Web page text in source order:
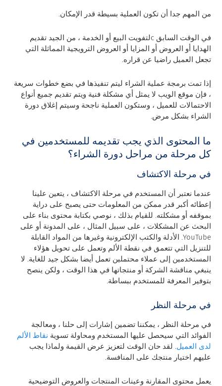
من المهم جدا أن تكون العملية بسيطة قدر الإمكان.
في الوقت السابق cلتفويت البيع أو الخدمة ، من الجيد تقديم
الهدايا أو العروض أو المزايا أو العروض الترويجية المماثلة التي
تجعل العميل راضيا عن قراره.
إذا تمت برمجة عملية الشراء ليتم تنفيذها في بضع خطوات سريعة
، فإن موقع الويب لا يمثل أي مشكلة فنية ويتم تقديم جميع أنواع
الاحتمالات للعميل ، وستكون العملية ناجحة وسيتم إغلاق دورة
الشراء بشكل مرض.
ما المحتوى الذي يجب تقديمه للمستخدمين في
كل مرحلة من مراحل دورة الشراء؟
في مرحلة الاكتشاف
عندما نعتبر أن المستخدم في مرحلة الاكتشاف ، يتعين علينا
إعطائه أكبر قدر ممكن من المعلومات حتى يصبح على دراية
بموقفه أو مشكلته. للقيام بذلك ، نوصي بكتابة محتوى بناء على
البحث عن المشكلات ، على سبيل المثال ، على المدونة أو على
YouTube. الأدلة والكتب الإلكترونية وغيرها من المواد القابلة
للتنزيل التي تتعمق في نقطة الألم وتعمل على تحويل هؤلاء
المستخدمين إلى عملاء محتملين تعمل أيضا بشكل جيد للغاية. لا
ينبغي مناقشة الشركة أو منتجاتها في هذا الوقت ، ولكن ينصح
بتوفير المعرفة للمستخدم ببساطة.
في مرحلة النظر
في مرحلة النظر ، يمكننا تضمين إشارات إلى حلنا ، ومعالجة
الفوائد التي سيحصل عليها المستخدم ومحاولة تسوية نقاط الألم
لدى العميل. لقد حان الوقت لتعزيز عرض القيمة ولماذا يجب
عليهم اختيار منتجك على المنافسة.
يعمل محتوى المقارنة وعينات المنتجات والعروض التوضيحية